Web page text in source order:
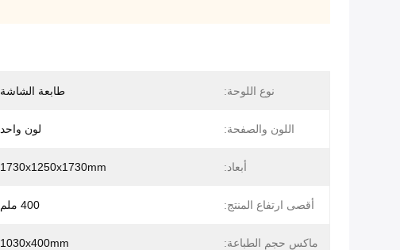
نوع اللوحة: طابعة الشاشة
اللون والصفحة: لون واحد
أبعاد: 1730x1250x1730mm
أقصى ارتفاع المنتج: 400 ملم
ماكس حجم الطباعة: 1030x400mm